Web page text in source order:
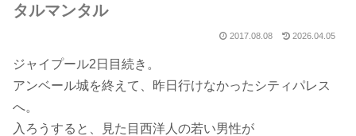
タルマンタル
2017.08.08 2026.04.05
ジャイプール2日目続き。
アンベール城を終えて、昨日行けなかったシティパレス
へ。
入ろうすると、見た目西洋人の若い男性が